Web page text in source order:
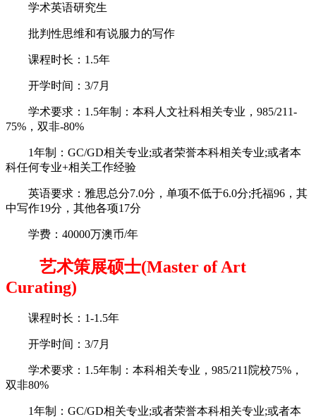
学术英语研究生
批判性思维和有说服力的写作
课程时长：1.5年
开学时间：3/7月
学术要求：1.5年制：本科人文社科相关专业，985/211-
75%，双非-80%
1年制：GC/GD相关专业;或者荣誉本科相关专业;或者本
科任何专业+相关工作经验
英语要求：雅思总分7.0分，单项不低于6.0分;托福96，其
中写作19分，其他各项17分
学费：40000万澳币/年
艺术策展硕士(Master of Art
Curating)
课程时长：1-1.5年
开学时间：3/7月
学术要求：1.5年制：本科相关专业，985/211院校75%，
双非80%
1年制：GC/GD相关专业;或者荣誉本科相关专业;或者本